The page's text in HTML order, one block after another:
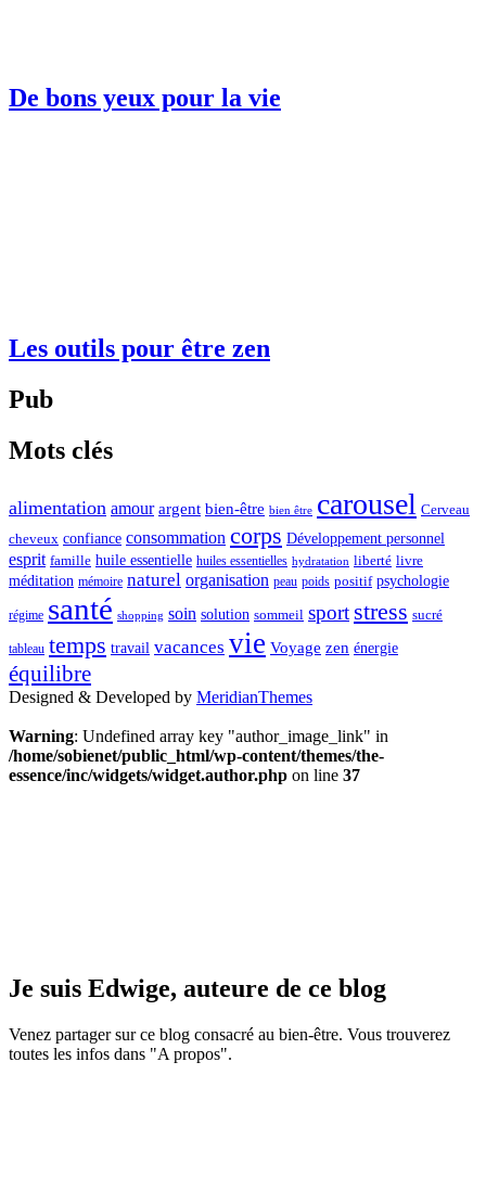
De bons yeux pour la vie
Les outils pour être zen
Pub
Mots clés
alimentation amour argent bien-être bien être carousel Cerveau
cheveux confiance consommation corps Développement personnel
esprit famille huile essentielle huiles essentielles hydratation liberté livre
méditation mémoire naturel organisation peau poids positif psychologie
régime santé shopping soin solution sommeil sport stress sucré
tableau temps travail vacances vie Voyage zen énergie
équilibre
Designed & Developed by MeridianThemes
Warning: Undefined array key "author_image_link" in
/home/sobienet/public_html/wp-content/themes/the-
essence/inc/widgets/widget.author.php on line 37
Je suis Edwige, auteure de ce blog
Venez partager sur ce blog consacré au bien-être. Vous trouverez
toutes les infos dans "A propos".